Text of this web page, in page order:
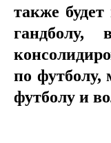
также
по футболу,
футболу и